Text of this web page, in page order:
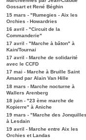
Gossart et René Béghin
15 mars - "Rumegies - Aix les
Orchies - Howardries
16 avril - "Circuit de la
Commanderie"
17 avril - "Marche à bâton" à
Kain/Tournai
17 avril - Marche de solidarité
avec le CCFD
17 mai - Marche à Bruille Saint
Amand par Alain Van Hille
18 mars - Marche nocturne à
Wallers Arenberg
18 juin - "23 ème marche de
Kopierre" à Aniche
19 mars - "Marche des
à Lesdain
19 avril - Marche entre Aix les
Orchies et Landas